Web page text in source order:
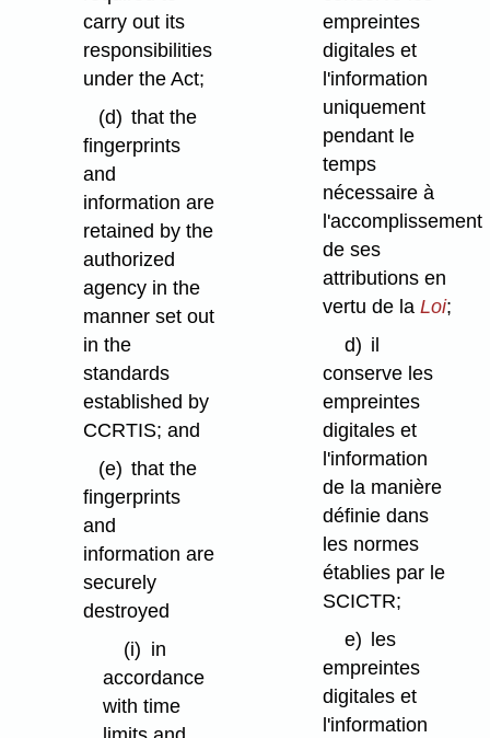
carry out its
responsibilities
under the Act;
(d) that the
fingerprints
and
information are
retained by the
authorized
agency in the
manner set out
in the
standards
established by
CCRTIS; and
(e) that the
fingerprints
and
information are
securely
destroyed
(i) in
accordance
with time
empreintes
digitales et
l'information
uniquement
pendant le
temps
nécessaire à
l'accomplissement
de ses
attributions en
vertu de laLoi;
d) il
conserve les
empreintes
digitales et
l'information
de la manière
définie dans
les normes
établies par le
SCICTR;
e)
les
empreintes
digitales et
l'information